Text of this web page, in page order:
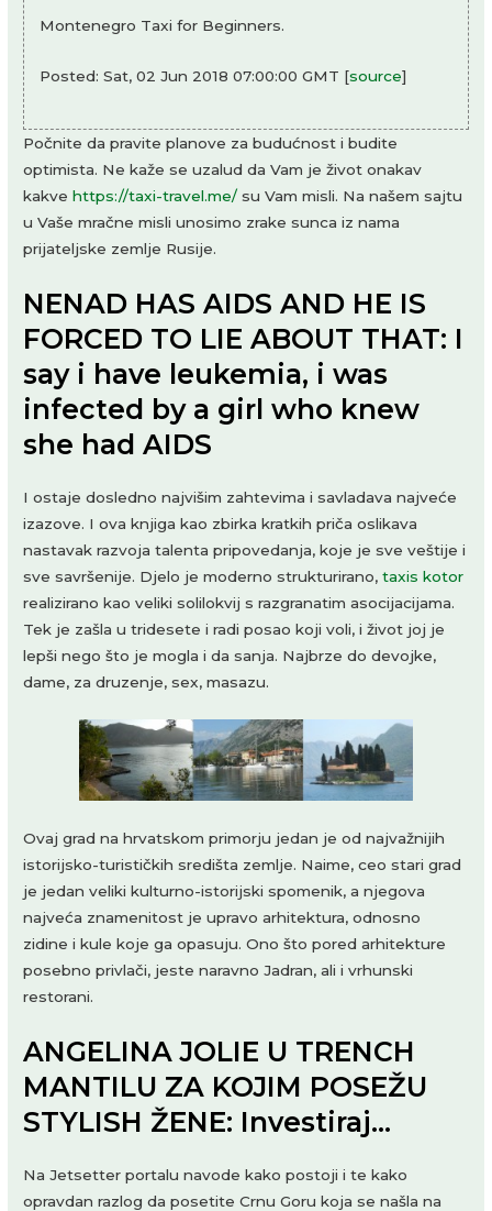
Montenegro Taxi for Beginners.
Posted: Sat, 02 Jun 2018 07:00:00 GMT [source]
Počnite da pravite planove za budućnost i budite
optimista. Ne kaže se uzalud da Vam je život onakav
kakvehttps://taxi-travel.me/ su Vam misli. Na našem sajtu
u Vaše mračne misli unosimo zrake sunca iz nama
prijateljske zemlje Rusije.
NENAD HAS AIDS AND HE IS
FORCED TO LIE ABOUT THAT: I
say i have leukemia, i was
infected by a girl who knew
she had AIDS
I ostaje dosledno najvišim zahtevima i savladava najveće
izazove. I ova knjiga kao zbirka kratkih priča oslikava
nastavak razvoja talenta pripovedanja, koje je sve veštije i
sve savršenije. Djelo je moderno strukturirano,taxis kotor
realizirano kao veliki solilokvij s razgranatim asocijacijama.
Tek je zašla u tridesete i radi posao koji voli, i život joj je
lepši nego što je mogla i da sanja. Najbrze do devojke,
dame, za druzenje, sex, masazu.
Ovaj grad na hrvatskom primorju jedan je od najvažnijih
istorijsko-turističkih središta zemlje. Naime, ceo stari grad
je jedan veliki kulturno-istorijski spomenik, a njegova
najveća znamenitost je upravo arhitektura, odnosno
zidine i kule koje ga opasuju. Ono što pored arhitekture
posebno privlači, jeste naravno Jadran, ali i vrhunski
restorani.
ANGELINA JOLIE U TRENCH
MANTILU ZA KOJIM POSEŽU
STYLISH ŽENE: Investiraj…
Na Jetsetter portalu navode kako postoji i te kako
opravdan razlog da posetite Crnu Goru koja se našla na